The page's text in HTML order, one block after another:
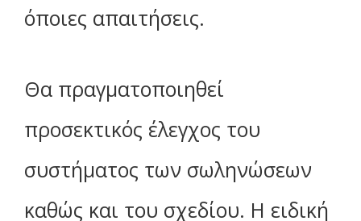
όποιες απαιτήσεις.
Θα πραγματοποιηθεί
προσεκτικός έλεγχος του
συστήματος των σωληνώσεων
καθώς και του σχεδίου. Η ειδική